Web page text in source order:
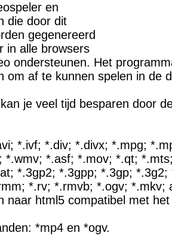
en
die door dit
gegenereerd
in alle browsers
ondersteunen. Het
om af te kunnen spelen in de
je veel tijd besparen door
*.ivf; *.div; *.divx; *.mpg;
*.wmv; *.asf; *.mov; *.qt;
*.3gp2; *.3gpp; *.3gp;
*.rv; *.rmvb; *.ogv; *.mkv;
naar html5 compatibel met
*mp4 en *ogv.